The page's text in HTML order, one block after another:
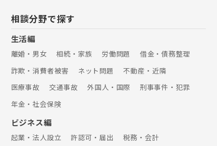
相談分野で探す
生活編
離婚・男女 相続・家族 労働問題
借金・債務整理
詐欺・消費者被害
ネット問題
不動産・近隣
医療事故
交通事故 外国人・国際
刑事事件・犯罪
年金・社会保険
ビジネス編
起業・法人設立 許認可・届出
税務・会計